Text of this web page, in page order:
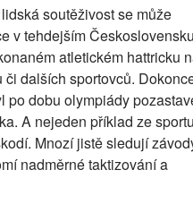
soutěživost se může
v tehdejším Československu
atletickém hattricku
dalších sportovců.
po dobu olympiády
A nejeden příklad ze sportu
Mnozí jistě sledují
nadměrné taktizování a